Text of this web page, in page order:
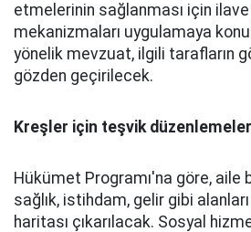
etmelerinin sağlanması için
mekanizmaları uygulamaya
yönelik mevzuat, ilgili tarafların
gözden geçirilecek.
Kreşler için teşvik
Hükümet Programı'na göre, aile
sağlık, istihdam, gelir gibi
haritası çıkarılacak. Sosyal